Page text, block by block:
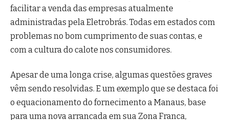
facilitar a venda das empresas atualmente
administradas pela Eletrobrás. Todas em estados com
problemas no bom cumprimento de suas contas, e
com a cultura do calote nos consumidores.
Apesar de uma longa crise, algumas questões graves
vêm sendo resolvidas. E um exemplo que se destaca foi
o equacionamento do fornecimento a Manaus, base
para uma nova arrancada em sua Zona Franca,